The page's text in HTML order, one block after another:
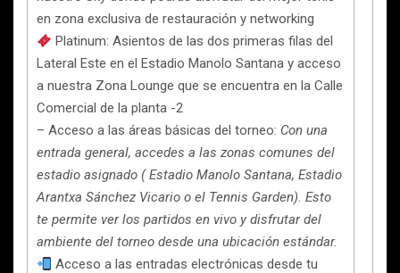
en zona exclusiva de restauración y networking
Platinum: Asientos de las dos primeras filas del
Lateral Este en el Estadio Manolo Santana y acceso
a nuestra Zona Lounge que se encuentra en la Calle
Comercial de la planta -2
– Acceso a las áreas básicas del torneo: Con una
entrada general, accedes a las zonas comunes del
estadio asignado ( Estadio Manolo Santana, Estadio
Arantxa Sánchez Vicario o el Tennis Garden). Esto
te permite ver los partidos en vivo y disfrutar del
ambiente del torneo desde una ubicación estándar.
Acceso a las entradas electrónicas desde tu